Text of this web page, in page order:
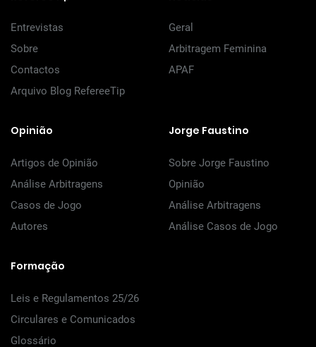
Entrevistas
Sobre
Contactos
Arquivo Blog RefereeTip
Geral
Arbitragem Feminina
APAF
Opinião
Artigos de Opinião
Análise Arbitragens
Casos de Jogo
Autores
Jorge Faustino
Sobre Jorge Faustino
Opinião
Análise Arbitragens
Análise Casos de Jogo
Formação
Leis e Regulamentos 25/26
Circulares e Comunicados
Glossário